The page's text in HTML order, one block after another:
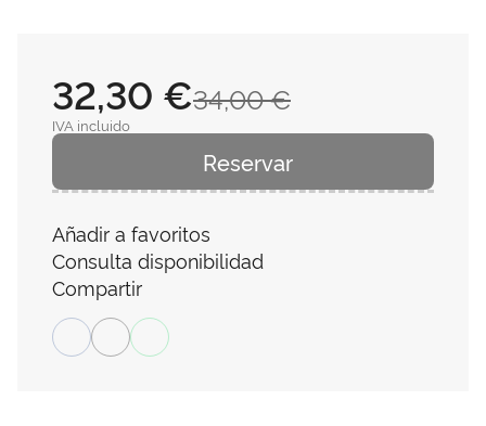
34,00 €
32,30 €
IVA incluido
Reservar
Añadir a favoritos
Consulta disponibilidad
Compartir